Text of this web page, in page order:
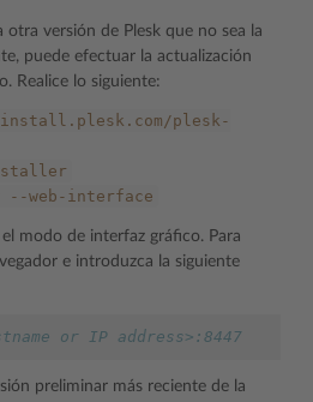
otra versión de Plesk que no sea la
puede efectuar la actualización
Realice lo siguiente:
plesk-
--web-interface
modo de interfaz gráfico. Para
e introduzca la siguiente
or IP address>:8447
preliminar más reciente de la